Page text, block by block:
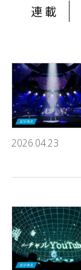
連載
2026.04.23